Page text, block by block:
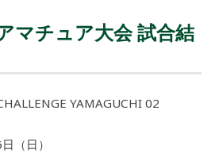
マチュア大会 試合結
YAMAGUCHI 02
（日）